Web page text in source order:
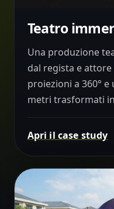
TEATRO & LIVE
Teatro
Una produzione
dal regista e
proiezioni a 360°
metri trasformati
Apri il case study